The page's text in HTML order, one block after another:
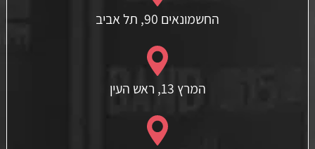
החשמונאים 90, תל אביב
המרץ 13, ראש העין